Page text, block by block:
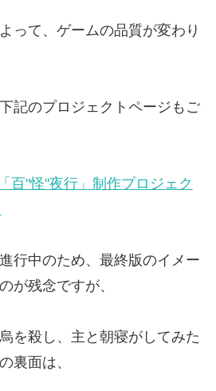
って、ゲームの品質が変わり
記のプロジェクトページもご
百"怪"夜行」制作プロジェク
行中のため、最終版のイメー
が残念ですが、
を殺し、主と朝寝がしてみた
裏面は、